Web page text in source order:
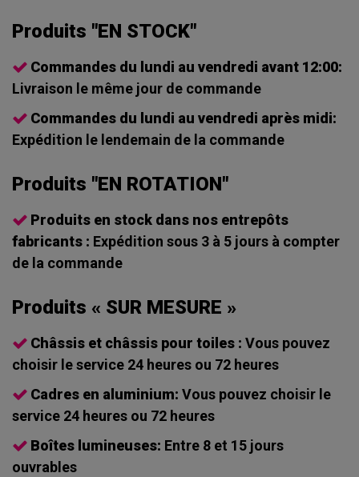
Produits "EN STOCK"
Commandes du lundi au vendredi avant 12:00:
Livraison le même jour de commande
Commandes du lundi au vendredi après midi:
Expédition le lendemain de la commande
Produits "EN ROTATION"
Produits en stock dans nos entrepôts
fabricants : Expédition sous 3 à 5 jours à compter
de la commande
Produits « SUR MESURE »
Châssis et châssis pour toiles : Vous pouvez
choisir le service 24 heures ou 72 heures
Cadres en aluminium: Vous pouvez choisir le
service 24 heures ou 72 heures
Boîtes lumineuses: Entre 8 et 15 jours
ouvrables